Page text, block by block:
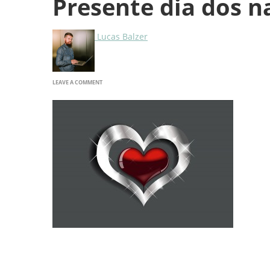
Presente dia dos
Lucas Balzer
LEAVE A COMMENTON
DIA